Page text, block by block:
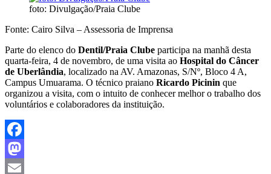
foto: Divulgação/Praia Clube
Fonte: Cairo Silva – Assessoria de Imprensa
Parte do elenco do Dentil/Praia Clube participa na manhã desta
quarta-feira, 4 de novembro, de uma visita ao Hospital do Câncer
de Uberlândia, localizado na AV. Amazonas, S/Nº, Bloco 4 A,
Campus Umuarama. O técnico praiano Ricardo Picinin que
organizou a visita, com o intuito de conhecer melhor o trabalho dos
voluntários e colaboradores da instituição.
Facebook
Mastodon